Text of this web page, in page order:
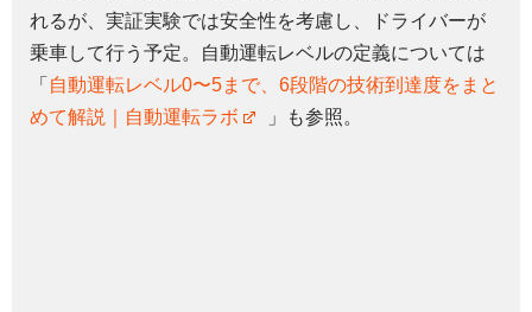
れるが、実証実験では安全性を考慮し、ドライバーが
乗車して行う予定。自動運転レベルの定義については
「 自動運転レベル0〜5まで、6段階の技術到達度をまと
めて解説｜自動運転ラボ
」も参照。